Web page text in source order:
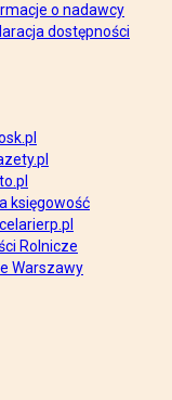
o nadawcy
dostępności
księgowość
Rolnicze
Warszawy